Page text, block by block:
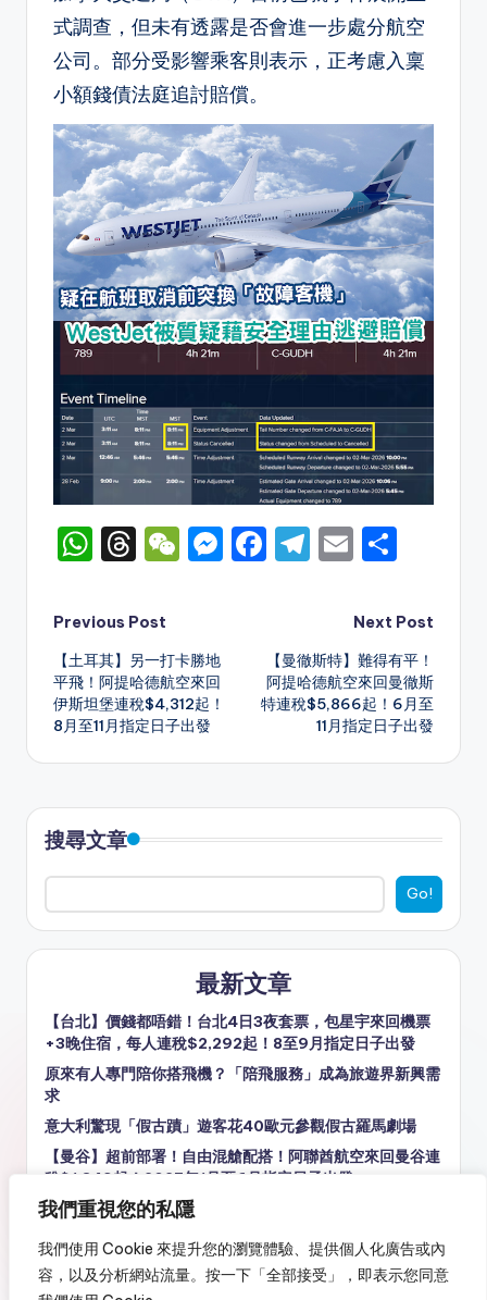
我們重視您的私隱
我們使用 Cookie 來提升您的瀏覽體驗、提供個人化廣告或內
容，以及分析網站流量。按一下「全部接受」，即表示您同意
式調查，但未有透露是否會進一步處分航空
公司。部分受影響乘客則表示，正考慮入稟
小額錢債法庭追討賠償。
W
a
ts
A
p
p
T
e
a
d
s
W
h
a
t
M
g
F
e
b
o
o
T
gr
a
m
E
ai
l
ar
e
Post
navigation
Previous Post
【土耳其】另一打卡勝地
平飛！阿提哈德航空來回
伊斯坦堡連稅$4,312起！
8月至11月指定日子出發
Next Post
【曼徹斯特】難得有平！
阿提哈德航空來回曼徹斯
特連稅$5,866起！6月至
11月指定日子出發
搜尋文章
Go!
最新文章
【台北】價錢都唔錯！台北4日3夜套票，包星宇來回機票
+3晚住宿，每人連稅$2,292起！8至9月指定日子出發
原來有人專門陪你搭飛機？「陪飛服務」成為旅遊界新興需
求
意大利驚現「假古蹟」遊客花40歐元參觀假古羅馬劇場
【曼谷】超前部署！自由混艙配搭！阿聯酋航空來回曼谷連
稅$1,849起！2027年1月至6月指定日子出發
歷時近10年 波音737 MAX 7終獲FAA認證 最快明年正式載